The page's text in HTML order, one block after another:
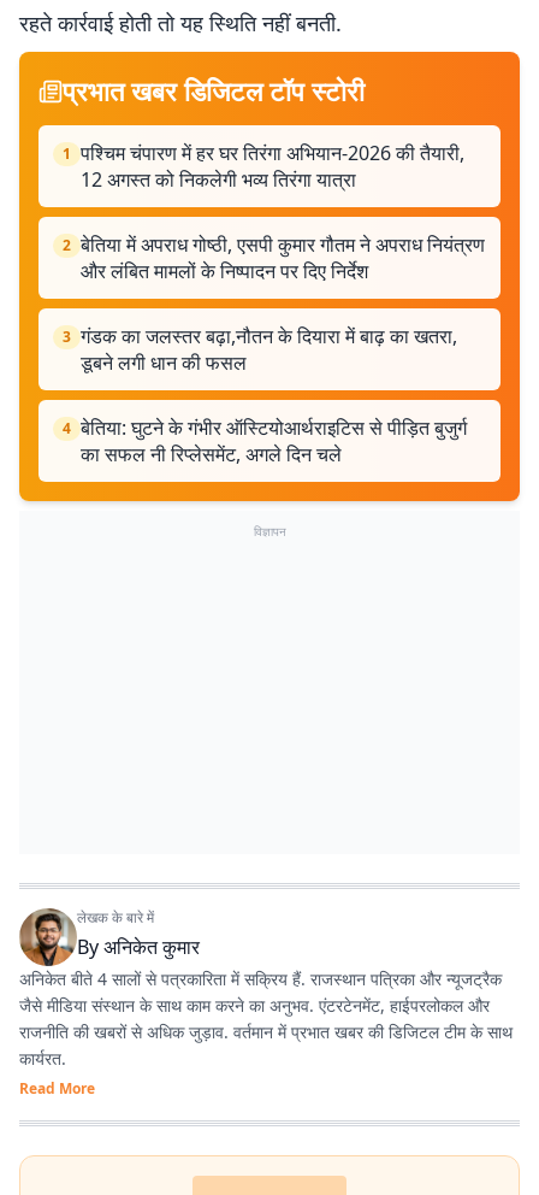
रहते कार्रवाई होती तो यह स्थिति नहीं बनती.
प्रभात खबर डिजिटल टॉप स्टोरी
1 पश्चिम चंपारण में हर घर तिरंगा अभियान-2026 की तैयारी,
12 अगस्त को निकलेगी भव्य तिरंगा यात्रा
2 बेतिया में अपराध गोष्ठी, एसपी कुमार गौतम ने अपराध नियंत्रण
और लंबित मामलों के निष्पादन पर दिए निर्देश
3 गंडक का जलस्तर बढ़ा,नौतन के दियारा में बाढ़ का खतरा,
डूबने लगी धान की फसल
4 बेतिया: घुटने के गंभीर ऑस्टियोआर्थराइटिस से पीड़ित बुजुर्ग
का सफल नी रिप्लेसमेंट, अगले दिन चले
विज्ञापन
लेखक के बारे में
Byअनिकेत कुमार
अनिकेत बीते 4 सालों से पत्रकारिता में सक्रिय हैं. राजस्थान पत्रिका और न्यूजट्रैक
जैसे मीडिया संस्थान के साथ काम करने का अनुभव. एंटरटेनमेंट, हाईपरलोकल और
राजनीति की खबरों से अधिक जुड़ाव. वर्तमान में प्रभात खबर की डिजिटल टीम के साथ
कार्यरत.
Read More